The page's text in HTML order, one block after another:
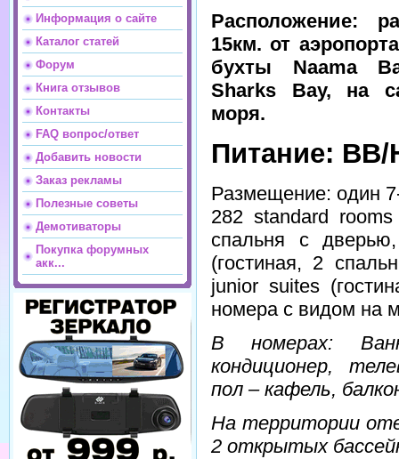
Информация о сайте
Каталог статей
Форум
Книга отзывов
Контакты
FAQ вопрос/ответ
Добавить новости
Заказ рекламы
Полезные советы
Демотиваторы
Покупка форумных
акк...
Расположение:
15км. от
бухты Naama
Sharks Bay, на
моря.
Питание:
Размещение: один
282 standard
спальня с
(гостиная, 2
junior suites
номера с видом на
В номерах:
кондиционер,
пол – кафель,
На территории
2 открытых